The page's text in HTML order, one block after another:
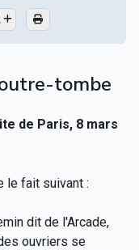
tombe
de Paris, 8 mars
le fait suivant :
dit de l'Arcade,
ouvriers se